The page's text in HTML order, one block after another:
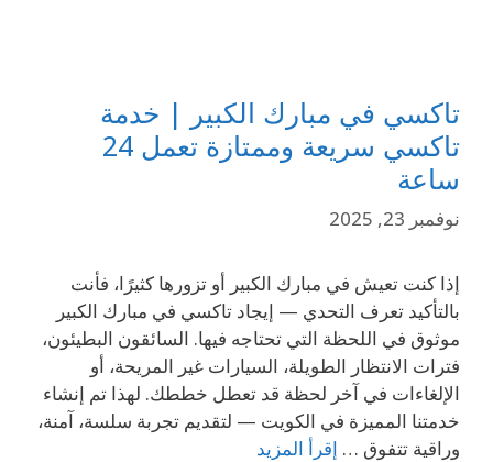
تاكسي في مبارك الكبير | خدمة
تاكسي سريعة وممتازة تعمل 24
ساعة
نوفمبر 23, 2025
إذا كنت تعيش في مبارك الكبير أو تزورها كثيرًا، فأنت
بالتأكيد تعرف التحدي — إيجاد تاكسي في مبارك الكبير
موثوق في اللحظة التي تحتاجه فيها. السائقون البطيئون،
فترات الانتظار الطويلة، السيارات غير المريحة، أو
الإلغاءات في آخر لحظة قد تعطل خططك. لهذا تم إنشاء
خدمتنا المميزة في الكويت — لتقديم تجربة سلسة، آمنة،
وراقية تتفوق … إقرأ المزيد